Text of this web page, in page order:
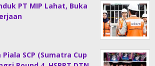
PT MIP Lahat, Buka
SCP (Sumatra Cup